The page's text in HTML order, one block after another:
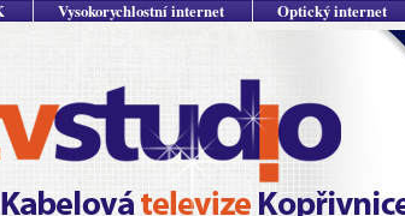
Vysokorychlostní internet Optický internet